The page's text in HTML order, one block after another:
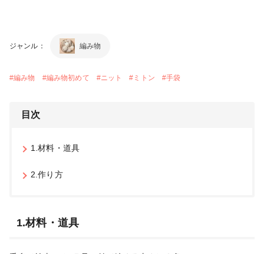
ジャンル： 編み物
#編み物 #編み物初めて #ニット # ミトン #手袋
目次
1.材料・道具
2.作り方
1.材料・道具